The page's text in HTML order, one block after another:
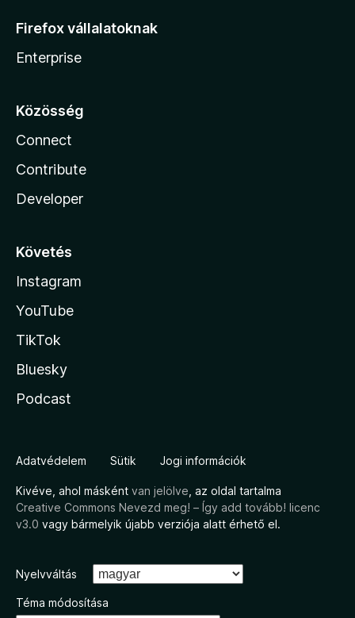
Firefox vállalatoknak
Enterprise
Közösség
Connect
Contribute
Developer
Követés
Instagram
YouTube
TikTok
Bluesky
Podcast
Adatvédelem Sütik Jogi információk
Kivéve, ahol másként van jelölve , az oldal tartalma
Creative Commons Nevezd meg! – Így add tovább! licenc
v3.0 vagy bármelyik újabb verziója alatt érhető el.
Nyelvváltás
Téma módosítása